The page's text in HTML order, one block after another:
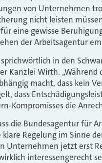
von Unternehmen
nicht leisten
eine gewisse
der Arbeitsagentur
in den
Kanzlei Wirth.
macht, dass kein
dass
Kompromisses die
die Bundesagentur für
Regelung im Sinne
Unternehmen jetzt erst
interessengerecht